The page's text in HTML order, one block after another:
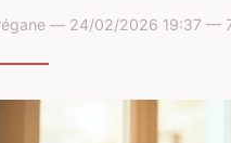
— 24/02/2026 19:37 —